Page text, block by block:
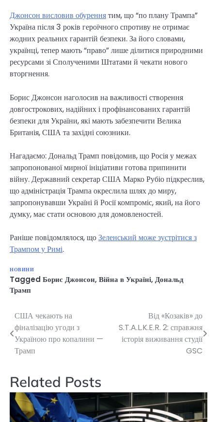
Джонсон висловив обуреннятим, що “по плану Трампа”
Україна після 3 років героїчного спротиву не отримає
жодних реальних гарантій безпеки. За його словами,
українці, тепер мають “право” лише ділитися природними
ресурсами зі Сполученими Штатами й чекати нового
вторгнення.
Борис Джонсон наголосив на важливості створення
довгострокових, надійних і профінансованих гарантій
безпеки для України, які мають забезпечити Велика
Британія, США та західні союзники.
Нагадаємо: Дональд Трамп повідомив, що Росія у межах
запропонованої мирної ініціативи готова припинити
війну. Державний секретар США Марко Рубіо підкреслив,
що адміністрація Трампа окреслила шлях до миру,
запропонувавши Україні й Росії компроміс, який, на його
думку, має стати основою для домовленостей.
Раніше повідомлялося, щоЗеленський може зустрітися з
Трампом у Римі.
НОВИНИ
Tagged Борис Джонсон, Війна в Україні, Дональд
Трамп
Навігація
записів
США чекають на
фіналізацію угоди з
Україною про копалини —
Трамп
Від «Козаків» до
S.T.A.L.K.E.R. 2: справжня
історія виживання студії
GSC
Related Posts